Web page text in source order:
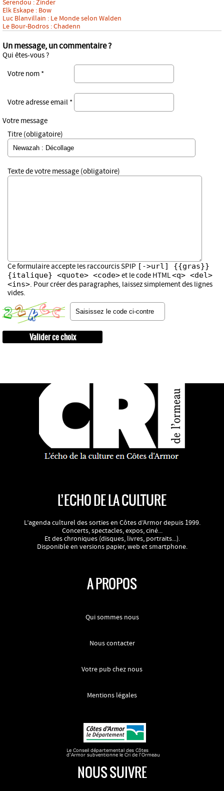
Serendou : Zinder
Elk Eskape : Bow
Luc Blanvillain : Le Monde selon Walden
Le Bour-Bodros : Chadenn
Un message, un commentaire ?
Qui êtes-vous ?
Votre nom *
Votre adresse email *
Votre message
Titre (obligatoire)
Texte de votre message (obligatoire)
Ce formulaire accepte les raccourcis SPIP [->url] {{gras}}
{italique} <quote> <code>et le code HTML<q> <del>
<ins>. Pour créer des paragraphes, laissez simplement des lignes
vides.
L’ECHO DE LA CULTURE
L’agenda culturel des sorties en Côtes d’Armor depuis 1999.
Concerts, spectacles, expos, ciné...
Et des chroniques (disques, livres, portraits...).
Disponible en versions papier, web et smartphone.
A PROPOS
Qui sommes nous
Nous contacter
Votre pub chez nous
Mentions légales
NOUS SUIVRE